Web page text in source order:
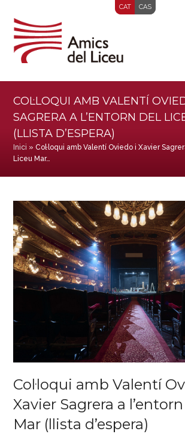
CAT CAS
COL·LOQUI AMB VALENTÍ
SAGRERA A L’ENTORN DEL
(LLISTA D’ESPERA)
Inici »Col·loqui amb Valentí Oviedo i Xavier
Liceu Mar…
Col·loqui amb Valentí
Xavier Sagrera a
Mar (llista d’espera)